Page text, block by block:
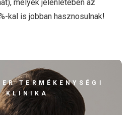
melyek jelenlétében az
kal is jobban hasznosulnak!
TERMÉKENYSÉGI
KLINIKA